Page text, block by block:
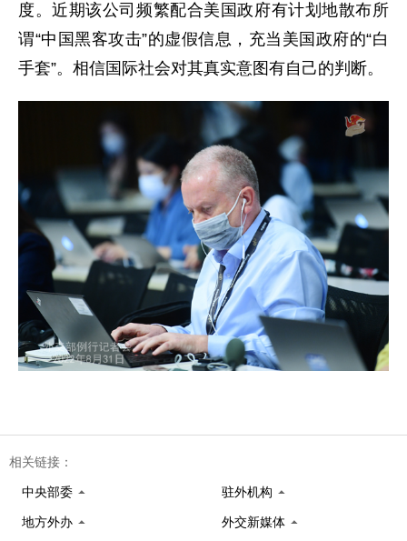
度。近期该公司频繁配合美国政府有计划地散布所
谓“中国黑客攻击”的虚假信息，充当美国政府的“白
手套”。相信国际社会对其真实意图有自己的判断。
相关链接：
中央部委 驻外机构
地方外办 外交新媒体